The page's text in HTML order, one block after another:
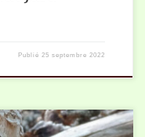
Publié 25 septembre 2022